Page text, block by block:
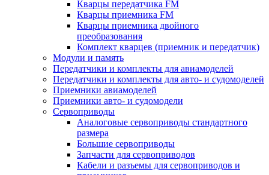
Кварцы передатчика FM
Кварцы приемника FM
Кварцы приемника двойного
преобразования
Комплект кварцев (приемник и передатчик)
Модули и память
Передатчики и комплекты для авиамоделей
Передатчики и комплекты для авто- и судомоделей
Приемники авиамоделей
Приемники авто- и судомодели
Сервоприводы
Аналоговые сервоприводы стандартного
размера
Большие сервоприводы
Запчасти для сервоприводов
Кабели и разъемы для сервоприводов и